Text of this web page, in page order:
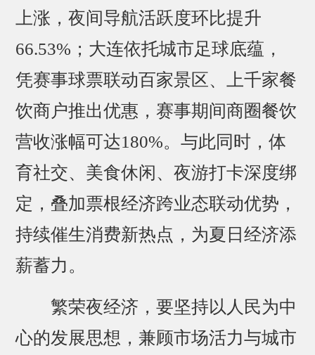
上涨，夜间导航活跃度环比提升
66.53%；大连依托城市足球底蕴，
凭赛事球票联动百家景区、上千家餐
饮商户推出优惠，赛事期间商圈餐饮
营收涨幅可达180%。与此同时，体
育社交、美食休闲、夜游打卡深度绑
定，叠加票根经济跨业态联动优势，
持续催生消费新热点，为夏日经济添
薪蓄力。
繁荣夜经济，要坚持以人民为中
心的发展思想，兼顾市场活力与城市